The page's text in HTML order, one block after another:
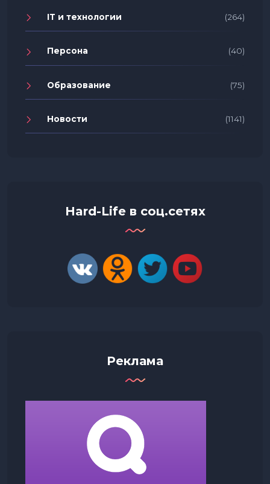
IT и технологии (264)
Персона (40)
Образование (75)
Новости (1141)
Hard-Life в соц.сетях
Реклама